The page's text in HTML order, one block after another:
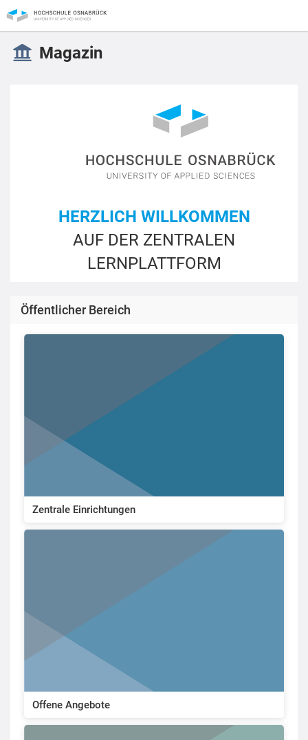
Magazin
HERZLICH WILLKOMMEN
AUF DER ZENTRALEN
LERNPLATTFORM
Öffentlicher Bereich
Zentrale Einrichtungen
Offene Angebote